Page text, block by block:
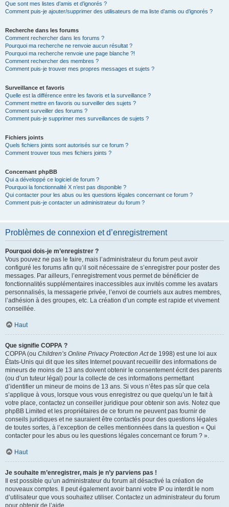
Que sont mes listes d’amis et d’ignorés ?
Comment puis-je ajouter/supprimer des utilisateurs de ma liste d’amis ou d’ignorés ?
Recherche dans les forums
Comment rechercher dans les forums ?
Pourquoi ma recherche ne renvoie aucun résultat ?
Pourquoi ma recherche renvoie une page blanche ?!
Comment rechercher des membres ?
Comment puis-je trouver mes propres messages et sujets ?
Surveillance et favoris
Quelle est la différence entre les favoris et la surveillance ?
Comment mettre en favoris ou surveiller des sujets ?
Comment surveiller des forums ?
Comment puis-je supprimer mes surveillances de sujets ?
Fichiers joints
Quels fichiers joints sont autorisés sur ce forum ?
Comment trouver tous mes fichiers joints ?
Concernant phpBB
Qui a développé ce logiciel de forum ?
Pourquoi la fonctionnalité X n’est pas disponible ?
Qui contacter pour les abus ou les questions légales concernant ce forum ?
Comment puis-je contacter un administrateur du forum ?
Problèmes de connexion et d’enregistrement
Pourquoi dois-je m’enregistrer ?
Vous pouvez ne pas le faire, mais l’administrateur du forum peut avoir
configuré les forums afin qu’il soit nécessaire de s’enregistrer pour poster des
messages. Par ailleurs, l’enregistrement vous permet de bénéficier de
fonctionnalités supplémentaires inaccessibles aux invités comme les avatars
personnalisés, la messagerie privée, l’envoi de courriels aux autres membres,
l’adhésion à des groupes, etc. La création d’un compte est rapide et vivement
conseillée.
Haut
Que signifie COPPA ?
COPPA (ou Children’s Online Privacy Protection Actde 1998) est une loi aux
États-Unis qui dit que les sites Internet pouvant recueillir des informations de
mineurs de moins de 13 ans doivent obtenir le consentement écrit des parents
(ou d’un tuteur légal) pour la collecte de ces informations permettant
d’identifier un mineur de moins de 13 ans. Si vous n’êtes pas sûr que cela
s’applique à vous, lorsque vous vous enregistrez ou que quelqu’un le fait à
votre place, contactez un conseiller juridique pour obtenir son avis. Notez que
phpBB Limited et les propriétaires de ce forum ne peuvent pas fournir de
conseils juridiques et ne sauraient être contactés pour des questions légales
de toutes sortes, à l’exception de celles mentionnées dans la question « Qui
contacter pour les abus ou les questions légales concernant ce forum ? ».
Haut
Je souhaite m’enregistrer, mais je n’y parviens pas !
Il est possible qu’un administrateur du forum ait désactivé la création de
nouveaux comptes. Il peut également avoir banni votre IP ou interdit le nom
d’utilisateur que vous souhaitez utiliser. Contactez un administrateur du forum
pour obtenir de l’aide.